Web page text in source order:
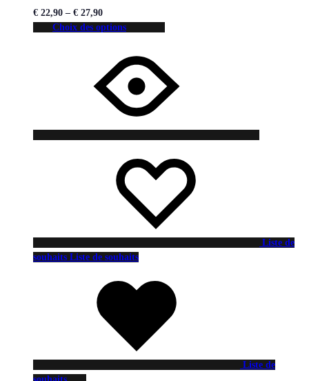
€ 22,90 – € 27,90
Choix des options
Liste de
souhaits Liste de souhaits
Liste de